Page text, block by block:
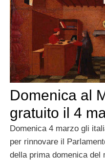
Domenica al
gratuito il 4
Domenica 4 marzo gli
per rinnovare il
della prima domenica del